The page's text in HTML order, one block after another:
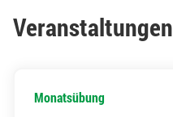
Veranstaltungen
Monatsübung